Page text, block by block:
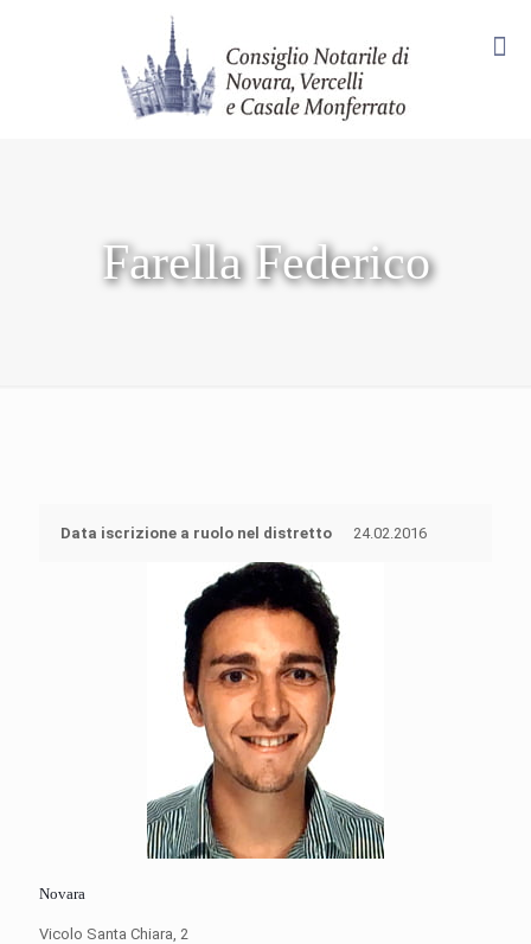
Farella Federico
Data iscrizione a ruolo nel distretto 24.02.2016
Novara
Vicolo Santa Chiara, 2